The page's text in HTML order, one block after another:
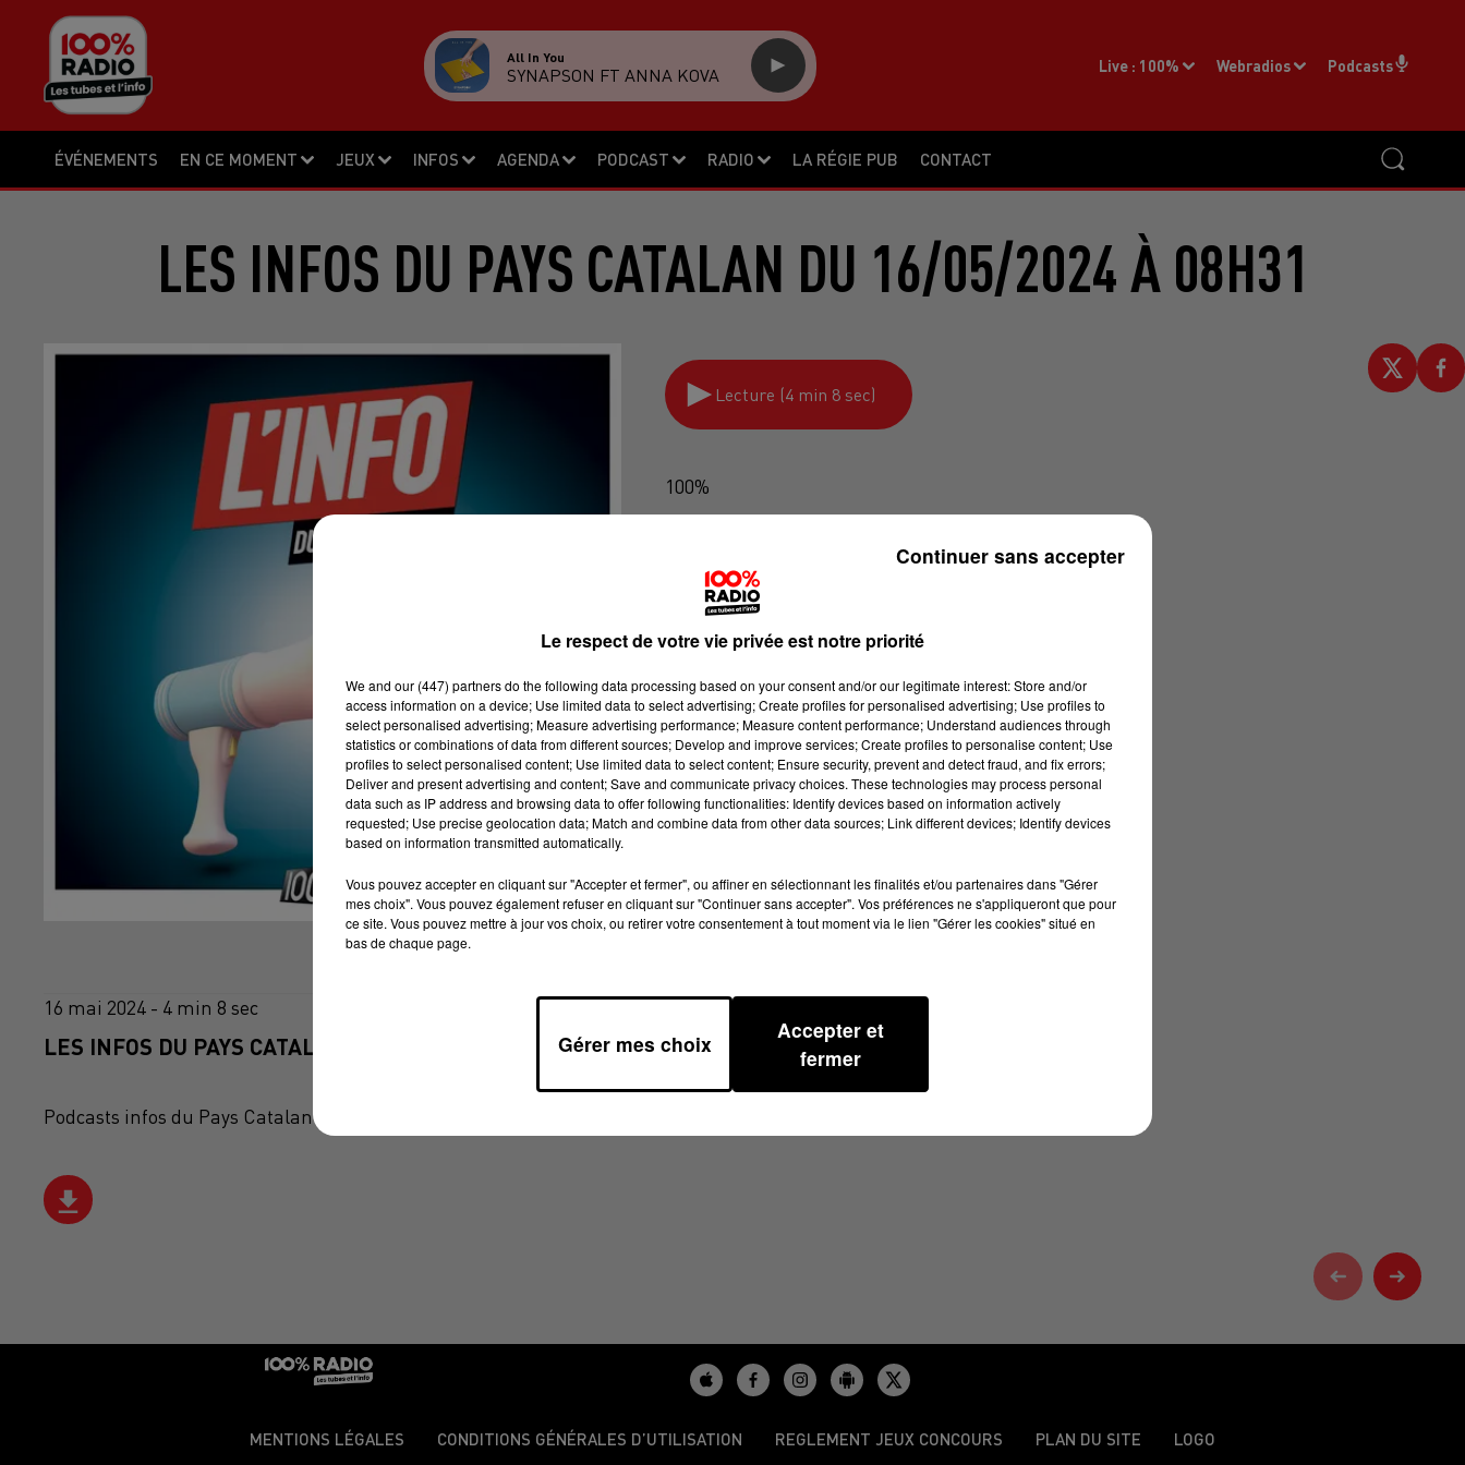
ÉVÉNEMENTS EN CE MOMENT JEUX INFOS AGENDA PODCAST RADIO LA RÉGIE PUB CONTACT
Live : 100% Webradios Podcasts
All In You
SYNAPSON FT ANNA KOVA
LES INFOS DU PAYS CATALAN DU 16/05/2024 À 08H31
Lecture (4 min 8 sec)
100%
16 mai 2024 - 4 min 8 sec
LES INFOS DU PAYS CATALAN DU 16/05/2024 À 08H31
Podcasts infos du Pays Catalan
MENTIONS LÉGALES CONDITIONS GÉNÉRALES D’UTILISATION REGLEMENT JEUX CONCOURS PLAN DU SITE LOGO
Le respect de votre vie privée est notre priorité
We and our (447) partnersdo the following data processing based on your consent and/or our legitimate interest: Store and/or
access information on a device; Use limited data to select advertising; Create profiles for personalised advertising; Use profiles to
select personalised advertising; Measure advertising performance; Measure content performance; Understand audiences through
statistics or combinations of data from different sources; Develop and improve services; Create profiles to personalise content; Use
profiles to select personalised content; Use limited data to select content; Ensure security, prevent and detect fraud, and fix errors;
Deliver and present advertising and content; Save and communicate privacy choices. These technologies may process personal
data such as IP address and browsing data to offer following functionalities: Identify devices based on information actively
requested; Use precise geolocation data; Match and combine data from other data sources; Link different devices; Identify devices
based on information transmitted automatically.
Vous pouvez accepter en cliquant sur "Accepter et fermer", ou affiner en sélectionnant les finalités et/ou partenaires dans "Gérer
mes choix". Vous pouvez également refuser en cliquant sur "Continuer sans accepter". Vos préférences ne s'appliqueront que pour
ce site. Vous pouvez mettre à jour vos choix, ou retirer votre consentement à tout moment via le lien "Gérer les cookies" situé en
bas de chaque page.
Gérer mes choix
Accepter et
fermer
Continuer sans accepter